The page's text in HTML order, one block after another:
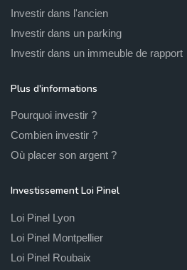
Investir dans l'ancien
Investir dans un parking
Investir dans un immeuble de rapport
Plus d'informations
Pourquoi investir ?
Combien investir ?
Où placer son argent ?
Investissement Loi Pinel
Loi Pinel Lyon
Loi Pinel Montpellier
Loi Pinel Roubaix